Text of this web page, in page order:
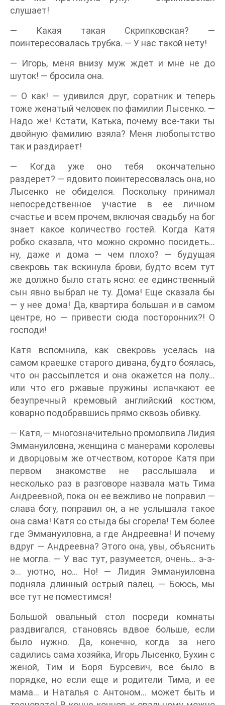
слушает!
— Какая такая Скрипковская? —
поинтересовалась трубка. — У нас такой нету!
— Игорь, меня внизу муж ждет и мне не до
шуток! — бросила она.
— О как! — удивился друг, соратник и теперь
тоже женатый человек по фамилии Лысенко. —
Надо же! Кстати, Катька, почему все-таки ты
двойную фамилию взяла? Меня любопытство
так и раздирает!
— Когда уже оно тебя окончательно
раздерет? — ядовито поинтересовалась она, но
Лысенко не обиделся. Поскольку принимал
непосредственное участие в ее личном
счастье и всем прочем, включая свадьбу на бог
знает какое количество гостей. Когда Катя
робко сказала, что можно скромно посидеть…
ну, даже и дома — чем плохо? — будущая
свекровь так вскинула брови, будто всем тут
же должно было стать ясно: ее единственный
сын явно выбрал не ту. Дома! Еще сказала бы
— у нее дома! Да, квартира большая и в самом
центре, но — привести сюда посторонних?! О
господи!
Катя вспомнила, как свекровь уселась на
самом краешке старого дивана, будто боялась,
что он рассыплется и она окажется на полу…
или что его ржавые пружины испачкают ее
безупречный кремовый английский костюм,
коварно подобравшись прямо сквозь обивку.
— Катя, — многозначительно промолвила Лидия
Эммануиловна, женщина с манерами королевы
и дворцовым же отчеством, которое Катя при
первом знакомстве не расслышала и
несколько раз в разговоре назвала мать Тима
Андреевной, пока он ее вежливо не поправил —
слава богу, поправил он, а не услышала такое
она сама! Катя со стыда бы сгорела! Тем более
где Эммануиловна, а где Андреевна! И почему
вдруг — Андреевна? Этого она, увы, объяснить
не могла. — У вас тут, разумеется, очень… э-э-
э… уютно, но… Но! — Лидия Эммануиловна
подняла длинный острый палец. — Боюсь, мы
все тут не поместимся!
Большой овальный стол посреди комнаты
раздвигался, становясь вдвое больше, если
было нужно. Да, конечно, когда за него
садились сама хозяйка, Игорь Лысенко, Бухин с
женой, Тим и Боря Бурсевич, все было в
порядке, но если еще и родители Тима, и ее
мама… и Наталья с Антоном… может быть и